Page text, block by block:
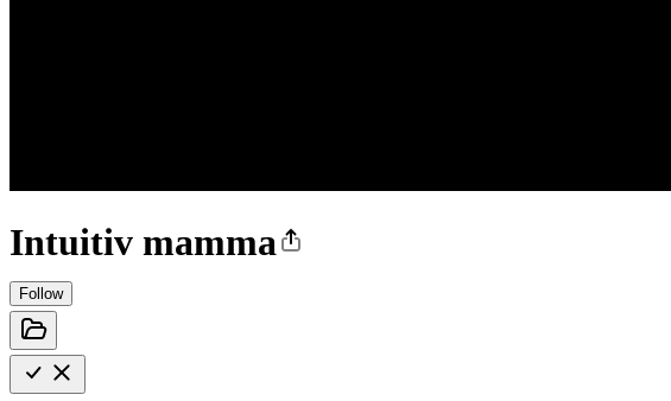
Intuitiv mamma
Follow